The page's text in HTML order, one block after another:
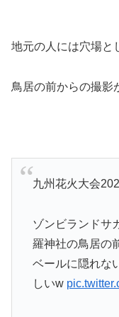
地元の人には穴場と
鳥居の前からの撮影
九州花火大会
ゾンビランドサ
羅神社の鳥居の
ベールに隠れな
しいw